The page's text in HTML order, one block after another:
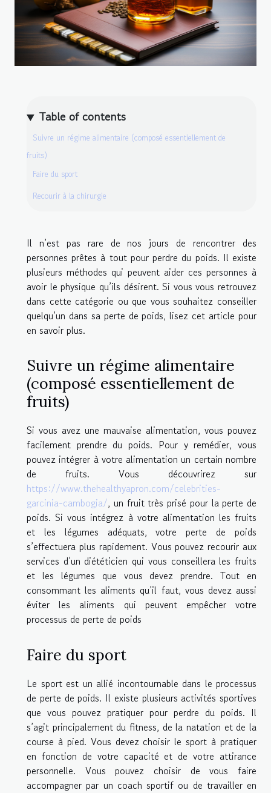
Table of contents
Suivre un régime alimentaire (composé essentiellement de
fruits)
Faire du sport
Recourir à la chirurgie
Il n’est pas rare de nos jours de rencontrer des
personnes prêtes à tout pour perdre du poids. Il existe
plusieurs méthodes qui peuvent aider ces personnes à
avoir le physique qu’ils désirent. Si vous vous retrouvez
dans cette catégorie ou que vous souhaitez conseiller
quelqu’un dans sa perte de poids, lisez cet article pour
en savoir plus.
Suivre un régime alimentaire
(composé essentiellement de
fruits)
Si vous avez une mauvaise alimentation, vous pouvez
facilement prendre du poids. Pour y remédier, vous
pouvez intégrer à votre alimentation un certain nombre
de fruits. Vous découvrirez sur
https://www.thehealthyapron.com/celebrities-
garcinia-cambogia/, un fruit très prisé pour la perte de
poids. Si vous intégrez à votre alimentation les fruits
et les légumes adéquats, votre perte de poids
s’effectuera plus rapidement. Vous pouvez recourir aux
services d’un diététicien qui vous conseillera les fruits
et les légumes que vous devez prendre. Tout en
consommant les aliments qu’il faut, vous devez aussi
éviter les aliments qui peuvent empêcher votre
processus de perte de poids
Faire du sport
Le sport est un allié incontournable dans le processus
de perte de poids. Il existe plusieurs activités sportives
que vous pouvez pratiquer pour perdre du poids. Il
s’agit principalement du fitness, de la natation et de la
course à pied. Vous devez choisir le sport à pratiquer
en fonction de votre capacité et de votre attirance
personnelle. Vous pouvez choisir de vous faire
accompagner par un coach sportif ou de travailler en